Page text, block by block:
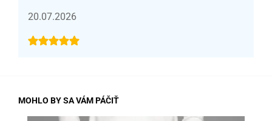
20.07.2026
MOHLO BY SA VÁM PÁČIŤ